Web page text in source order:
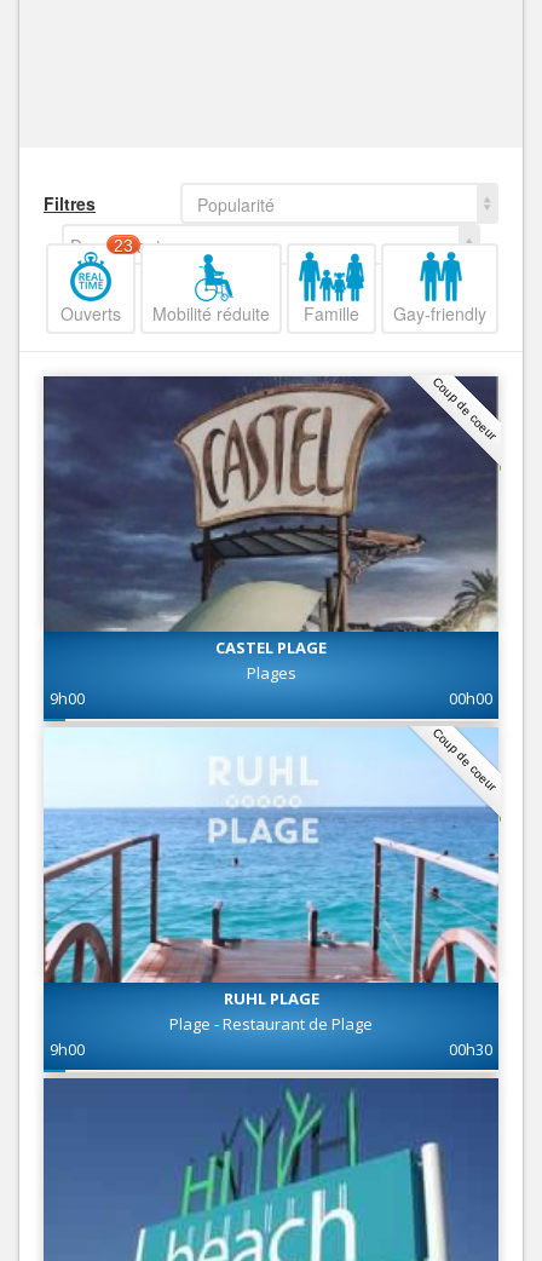
Filtres
Popularité
Decroissant
Ouverts
23
Mobilité réduite Famille Gay-friendly
Coup de coeur
CASTEL PLAGE
Plages
9h00
00h00
Coup de coeur
RUHL PLAGE
Plage - Restaurant de Plage
9h00
00h30